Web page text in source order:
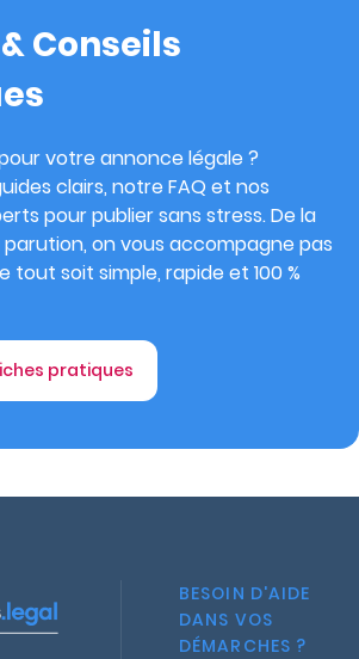
Conseils
votre annonce légale ?
clairs, notre FAQ et nos
pour publier sans stress. De la
on vous accompagne pas
tout soit simple, rapide et 100 %
pratiques
BESOIN D'AIDE
DANS VOS
DÉMARCHES ?